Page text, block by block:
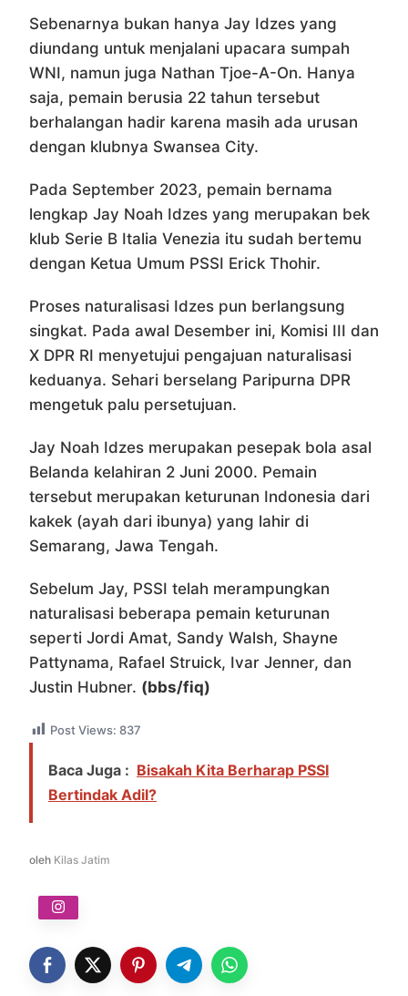
Sebenarnya bukan hanya Jay Idzes yang
diundang untuk menjalani upacara sumpah
WNI, namun juga Nathan Tjoe-A-On. Hanya
saja, pemain berusia 22 tahun tersebut
berhalangan hadir karena masih ada urusan
dengan klubnya Swansea City.
Pada September 2023, pemain bernama
lengkap Jay Noah Idzes yang merupakan bek
klub Serie B Italia Venezia itu sudah bertemu
dengan Ketua Umum PSSI Erick Thohir.
Proses naturalisasi Idzes pun berlangsung
singkat. Pada awal Desember ini, Komisi III dan
X DPR RI menyetujui pengajuan naturalisasi
keduanya. Sehari berselang Paripurna DPR
mengetuk palu persetujuan.
Jay Noah Idzes merupakan pesepak bola asal
Belanda kelahiran 2 Juni 2000. Pemain
tersebut merupakan keturunan Indonesia dari
kakek (ayah dari ibunya) yang lahir di
Semarang, Jawa Tengah.
Sebelum Jay, PSSI telah merampungkan
naturalisasi beberapa pemain keturunan
seperti Jordi Amat, Sandy Walsh, Shayne
Pattynama, Rafael Struick, Ivar Jenner, dan
Justin Hubner. (bbs/fiq)
Post Views: 837
Baca Juga : Bisakah Kita Berharap PSSI
Bertindak Adil?
oleh Kilas Jatim